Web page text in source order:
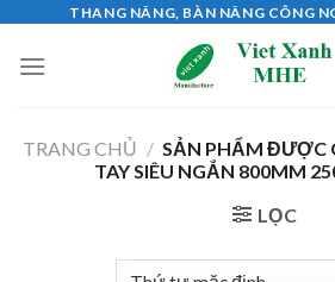
content
THANG NÂNG, BÀN NÂNG CÔNG
TRANG CHỦ / SẢN PHẨM ĐƯỢC
TAY SIÊU NGẮN 800MM
LỌC